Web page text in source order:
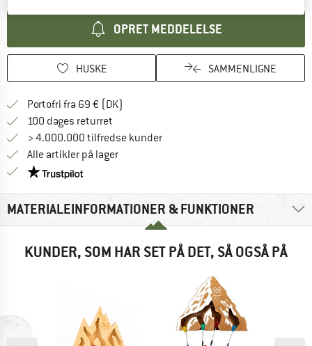
OPRET MEDDELELSE
HUSKE SAMMENLIGNE
Portofri fra 69 € (DK)
100 dages returret
> 4.000.000 tilfredse kunder
Alle artikler på lager
Vi er Trustpilot-certificeret - oplysningerne får du
MATERIALEINFORMATIONER & FUNKTIONER
KUNDER, SOM HAR SET PÅ DET, SÅ OGSÅ PÅ